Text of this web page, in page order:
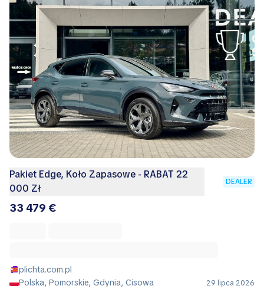
Pakiet Edge, Koło Zapasowe - RABAT 22
000 Zł
DEALER
33 479 €
plichta.com.pl
Polska, Pomorskie, Gdynia, Cisowa
29 lipca 2026